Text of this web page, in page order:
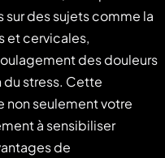
des sujets comme la
et cervicales,
des douleurs
du stress. Cette
seulement votre
à sensibiliser
de